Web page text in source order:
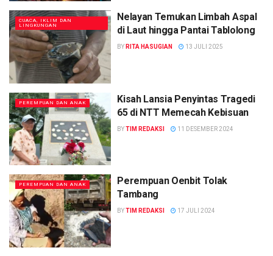
CUACA, IKLIM DAN
LINGKUNGAN
Nelayan Temukan Limbah Aspal
di Laut hingga Pantai Tablolong
BY RITA HASUGIAN 13 JULI 2025
PEREMPUAN DAN ANAK
Kisah Lansia Penyintas Tragedi
65 di NTT Memecah Kebisuan
BYTIM REDAKSI 11 DESEMBER 2024
PEREMPUAN DAN ANAK
Perempuan Oenbit Tolak
Tambang
BYTIM REDAKSI 17 JULI 2024